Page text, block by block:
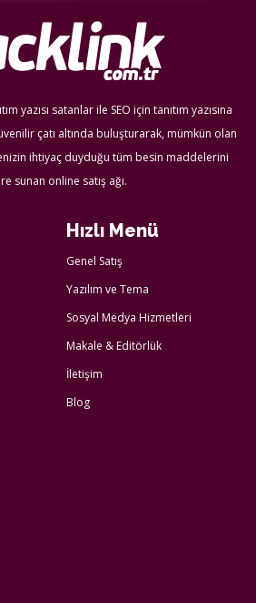
yazısı satanlar ile SEO için tanıtım yazısına
çatı altında buluşturarak, mümkün olan
ihtiyaç duyduğu tüm besin maddelerini
sunan online satış ağı.
Hızlı Menü
Genel Satış
Yazılım ve Tema
Sosyal Medya Hizmetleri
Makale & Editörlük
İletişim
Blog